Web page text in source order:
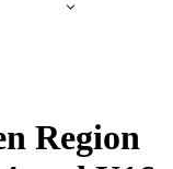
Region